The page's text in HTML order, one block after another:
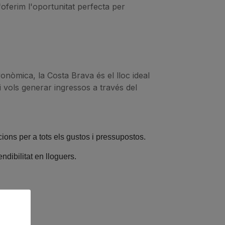
l'oportunitat perfecta per
la Costa Brava és el lloc ideal
generar ingressos a través del
per a tots els gustos i pressupostos.
en lloguers.